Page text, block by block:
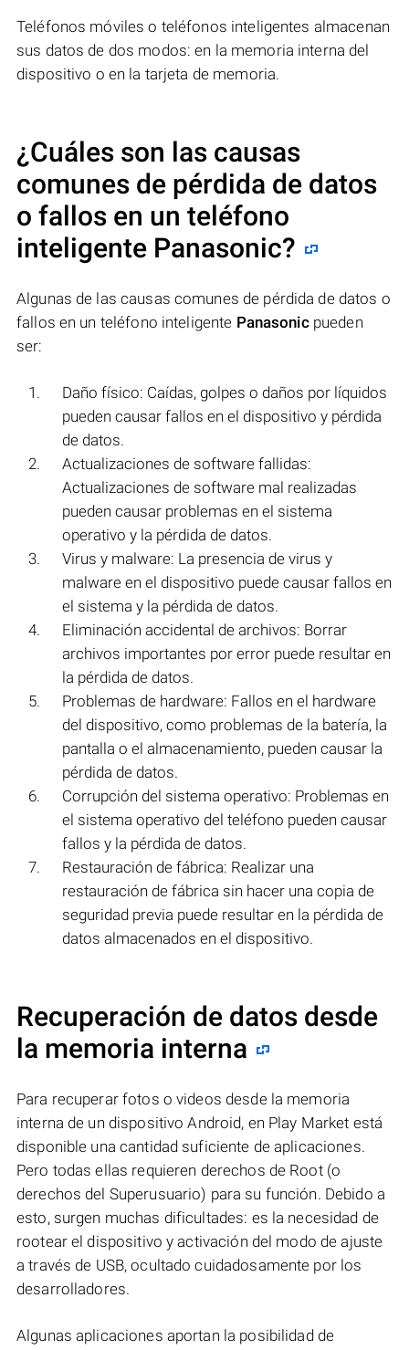
Teléfonos móviles o teléfonos inteligentes almacenan
sus datos de dos modos: en la memoria interna del
dispositivo o en la tarjeta de memoria.
¿Cuáles son las causas
comunes de pérdida de datos
o fallos en un teléfono
inteligente Panasonic?
Algunas de las causas comunes de pérdida de datos o
fallos en un teléfono inteligente Panasonicpueden
ser:
Daño físico: Caídas, golpes o daños por líquidos
pueden causar fallos en el dispositivo y pérdida
de datos.
Actualizaciones de software fallidas:
Actualizaciones de software mal realizadas
pueden causar problemas en el sistema
operativo y la pérdida de datos.
Virus y malware: La presencia de virus y
malware en el dispositivo puede causar fallos en
el sistema y la pérdida de datos.
Eliminación accidental de archivos: Borrar
archivos importantes por error puede resultar en
la pérdida de datos.
Problemas de hardware: Fallos en el hardware
del dispositivo, como problemas de la batería, la
pantalla o el almacenamiento, pueden causar la
pérdida de datos.
Corrupción del sistema operativo: Problemas en
el sistema operativo del teléfono pueden causar
fallos y la pérdida de datos.
Restauración de fábrica: Realizar una
restauración de fábrica sin hacer una copia de
seguridad previa puede resultar en la pérdida de
datos almacenados en el dispositivo.
Recuperación de datos desde
la memoria interna
Para recuperar fotos o videos desde la memoria
interna de un dispositivo Android, en Play Market está
disponible una cantidad suficiente de aplicaciones.
Pero todas ellas requieren derechos de Root (o
derechos del Superusuario) para su función. Debido a
esto, surgen muchas dificultades: es la necesidad de
rootear el dispositivo y activación del modo de ajuste
a través de USB, ocultado cuidadosamente por los
desarrolladores.
Algunas aplicaciones aportan la posibilidad de